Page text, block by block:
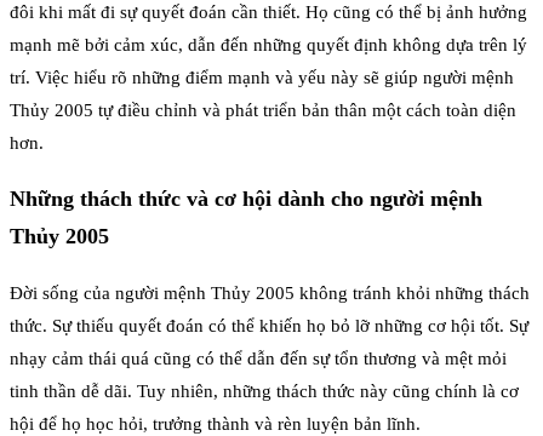
đôi khi mất đi sự quyết đoán cần thiết. Họ cũng có thể bị ảnh hưởng
mạnh mẽ bởi cảm xúc, dẫn đến những quyết định không dựa trên lý
trí. Việc hiểu rõ những điểm mạnh và yếu này sẽ giúp người mệnh
Thủy 2005 tự điều chỉnh và phát triển bản thân một cách toàn diện
hơn.
Những thách thức và cơ hội dành cho người mệnh
Thủy 2005
Đời sống của người mệnh Thủy 2005 không tránh khỏi những thách
thức. Sự thiếu quyết đoán có thể khiến họ bỏ lỡ những cơ hội tốt. Sự
nhạy cảm thái quá cũng có thể dẫn đến sự tổn thương và mệt mỏi
tinh thần dễ dãi. Tuy nhiên, những thách thức này cũng chính là cơ
hội để họ học hỏi, trưởng thành và rèn luyện bản lĩnh.